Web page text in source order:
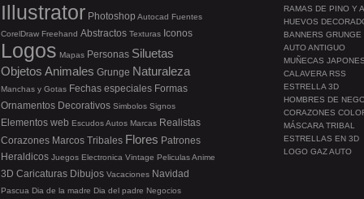
RAMAS DE PINO Y
HUEVOS
BANNERS GRUNGE
AUTO ANTIGUO
MUÑECAS
CALAVERA RSS
ESTRELLA 3D
HOMBRES DE
CORAZONES
MÁSCARA TRIBAL
ESTRELLAS EN 3D
LOGO GAZ AUTO
Illustrator Photoshop Autocad Fuentes
CorelDraw Freehand Abstractos Texturas Iconos
Logos Mapas Personas Siluetas
Objetos Animales Grunge Naturaleza
Manchas y Gotas Fechas especiales Formas
Ornamentos Decorativos Simbolos Signos
Elementos web EscudosAutos Marcas Realistas
Corazones Marcos Tribales Flores Patrones
Heraldicos Juegos Electronica Vintage PeliculasAnime
3D Caricaturas Dibujos Vacaciones Navidad
Pascua Dia de la madre Dia del padre Negocios